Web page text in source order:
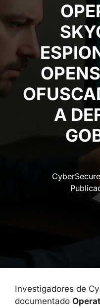
A
Investigadores de
documentado